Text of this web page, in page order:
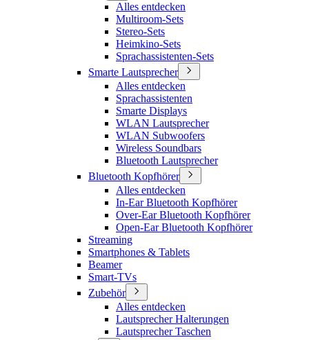
Alles entdecken
Multiroom-Sets
Stereo-Sets
Heimkino-Sets
Sprachassistenten-Sets
Smarte Lautsprecher
Alles entdecken
Sprachassistenten
Smarte Displays
WLAN Lautsprecher
WLAN Subwoofers
Wireless Soundbars
Bluetooth Lautsprecher
Bluetooth Kopfhörer
Alles entdecken
In-Ear Bluetooth Kopfhörer
Over-Ear Bluetooth Kopfhörer
Open-Ear Bluetooth Kopfhörer
Streaming
Smartphones & Tablets
Beamer
Smart-TVs
Zubehör
Alles entdecken
Lautsprecher Halterungen
Lautsprecher Taschen